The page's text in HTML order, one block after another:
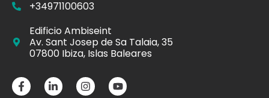
+34971100603
Edificio Ambiseint
Av. Sant Josep de Sa Talaia, 35
07800 Ibiza, Islas Baleares